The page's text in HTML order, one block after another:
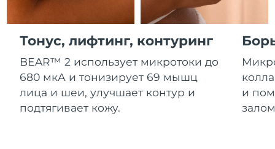
Тонус, лифтинг, контуринг
BEAR™ 2 использует микротоки до
680 мкА и тонизирует 69 мышц
лица и шеи, улучшает контур и
подтягивает кожу.
и
Косметика Для мужчин
Купить
Гибралтар
Ожидаемая дата доставки
Греция
Ожидаемая дата доставки
Гонконг (САР)
Ожидаемая дата доставки
8/10/26